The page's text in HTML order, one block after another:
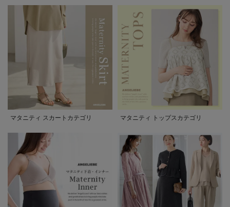
マタニティ スカートカテゴリ マタニティ トップスカテゴリ